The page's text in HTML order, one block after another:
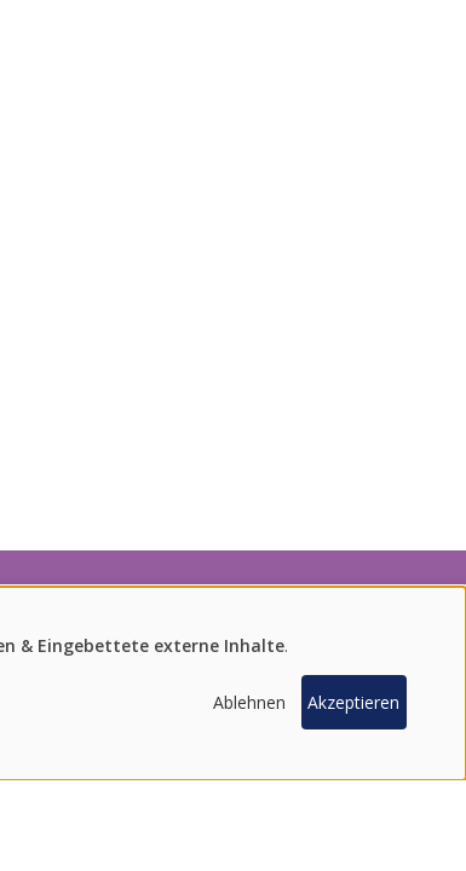
ANFRAGE
& Eingebettete externe Inhalte.
Ablehnen Akzeptieren